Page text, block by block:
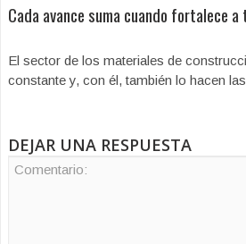
Cada avance suma cuando fortalece a
El sector de los materiales de
constante y, con él, también lo hacen
DEJAR UNA RESPUESTA